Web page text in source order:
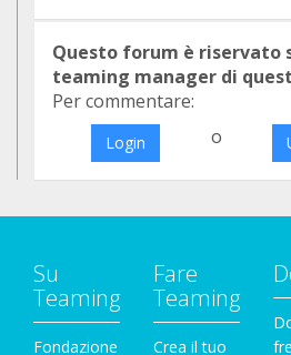
Questo forum è riservato
teaming manager di
Per commentare:
Login o
Su
Teaming
Fondazione
Fare
Teaming
Crea il tuo